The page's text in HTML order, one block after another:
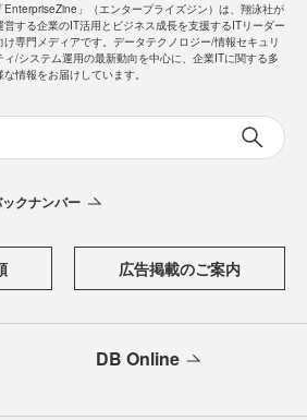
「EnterpriseZine」（エンタープライズジン）は、翔泳社が
営する企業のIT活用とビジネス成長を支援するITリーダー
け専門メディアです。データテクノロジー/情報セキュリ
ィ/システム運用の最新動向を中心に、企業ITに関する多
な情報をお届けしています。
クナンバー
広告掲載のご案内
DB Online